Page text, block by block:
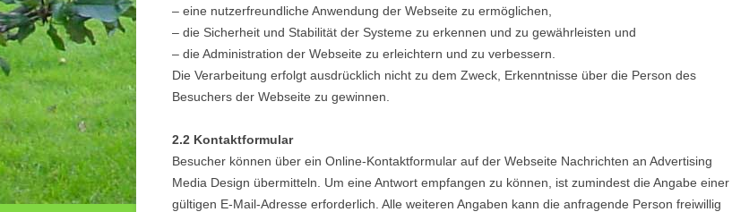
– eine nutzerfreundliche Anwendung der Webseite zu ermöglichen,
– die Sicherheit und Stabilität der Systeme zu erkennen und zu gewährleisten und
– die Administration der Webseite zu erleichtern und zu verbessern.
Die Verarbeitung erfolgt ausdrücklich nicht zu dem Zweck, Erkenntnisse über die Person des
Besuchers der Webseite zu gewinnen.
2.2 Kontaktformular
Besucher können über ein Online-Kontaktformular auf der Webseite Nachrichten an Advertising
Media Design übermitteln. Um eine Antwort empfangen zu können, ist zumindest die Angabe einer
gültigen E-Mail-Adresse erforderlich. Alle weiteren Angaben kann die anfragende Person freiwillig